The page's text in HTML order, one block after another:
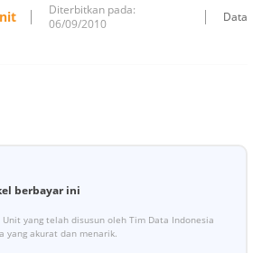
Diterbitkan pada:
06/09/2010
Data
berbayar ini
yang telah disusun oleh Tim Data Indonesia
yang akurat dan menarik.